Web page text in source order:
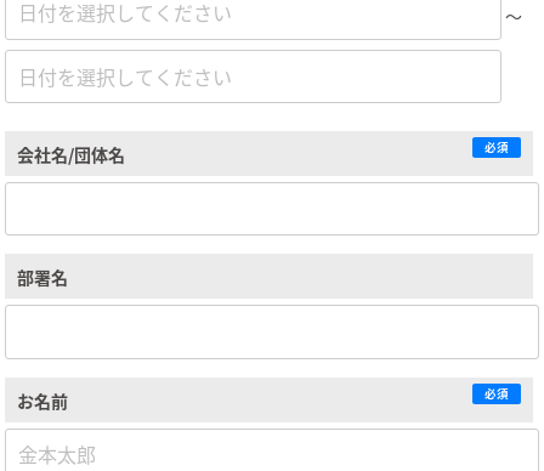
～
会社名/団体名 必須
部署名
お名前 必須